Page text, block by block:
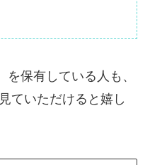
保有している人も、
ていただけると嬉し